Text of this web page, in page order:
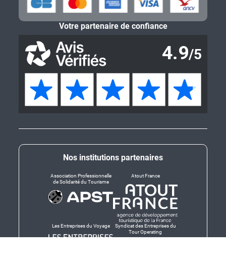
Nos institutions partenaires
Association Professionnelle
de Solidarité du Tourisme
Atout France
Les Entreprises du Voyage
Syndicat des Entreprises du
Tour Operating
Votre partenaire de confiance